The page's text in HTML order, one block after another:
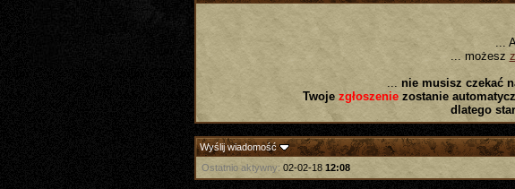
...
... możesz
... nie musisz czekać
Twoje zgłoszeniezostanie
dlatego
Wyślij wiadomość
Ostatnio aktywny: 02-02-18 12:08